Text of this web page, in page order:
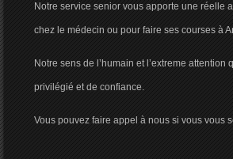
Notre service senior vous apporte une réelle
chez le médecin ou pour faire ses courses à
Notre sens de l’humain et l’extreme
privilégié et de confiance.
Vous pouvez faire appel à nous si vous vous